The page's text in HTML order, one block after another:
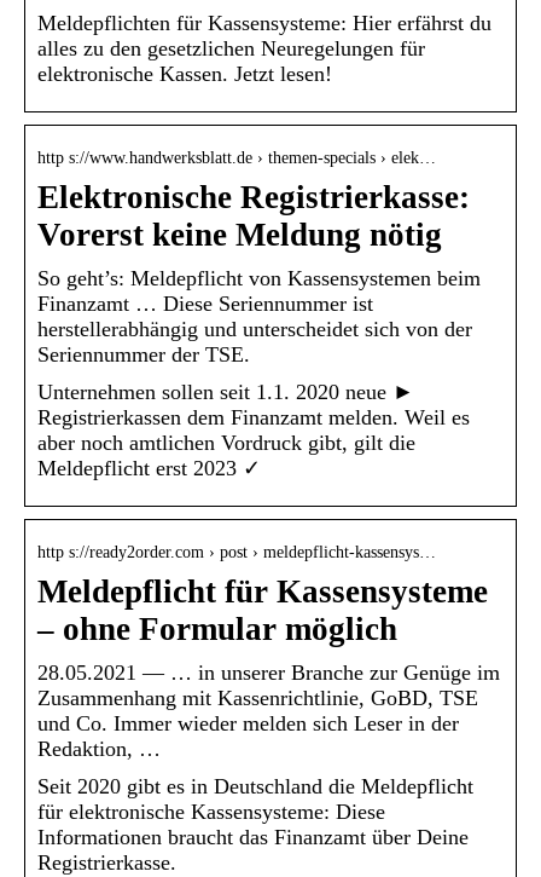
Meldepflichten für Kassensysteme: Hier erfährst du
alles zu den gesetzlichen Neuregelungen für
elektronische Kassen. Jetzt lesen!
http s://www.handwerksblatt.de › themen-specials › elek…
Elektronische Registrierkasse:
Vorerst keine Meldung nötig
So geht’s: Meldepflicht von Kassensystemen beim
Finanzamt … Diese Seriennummer ist
herstellerabhängig und unterscheidet sich von der
Seriennummer der TSE.
Unternehmen sollen seit 1.1. 2020 neue ►
Registrierkassen dem Finanzamt melden. Weil es
aber noch amtlichen Vordruck gibt, gilt die
Meldepflicht erst 2023 ✓
http s://ready2order.com › post › meldepflicht-kassensys…
Meldepflicht für Kassensysteme
– ohne Formular möglich
28.05.2021 — … in unserer Branche zur Genüge im
Zusammenhang mit Kassenrichtlinie, GoBD, TSE
und Co. Immer wieder melden sich Leser in der
Redaktion, …
Seit 2020 gibt es in Deutschland die Meldepflicht
für elektronische Kassensysteme: Diese
Informationen braucht das Finanzamt über Deine
Registrierkasse.